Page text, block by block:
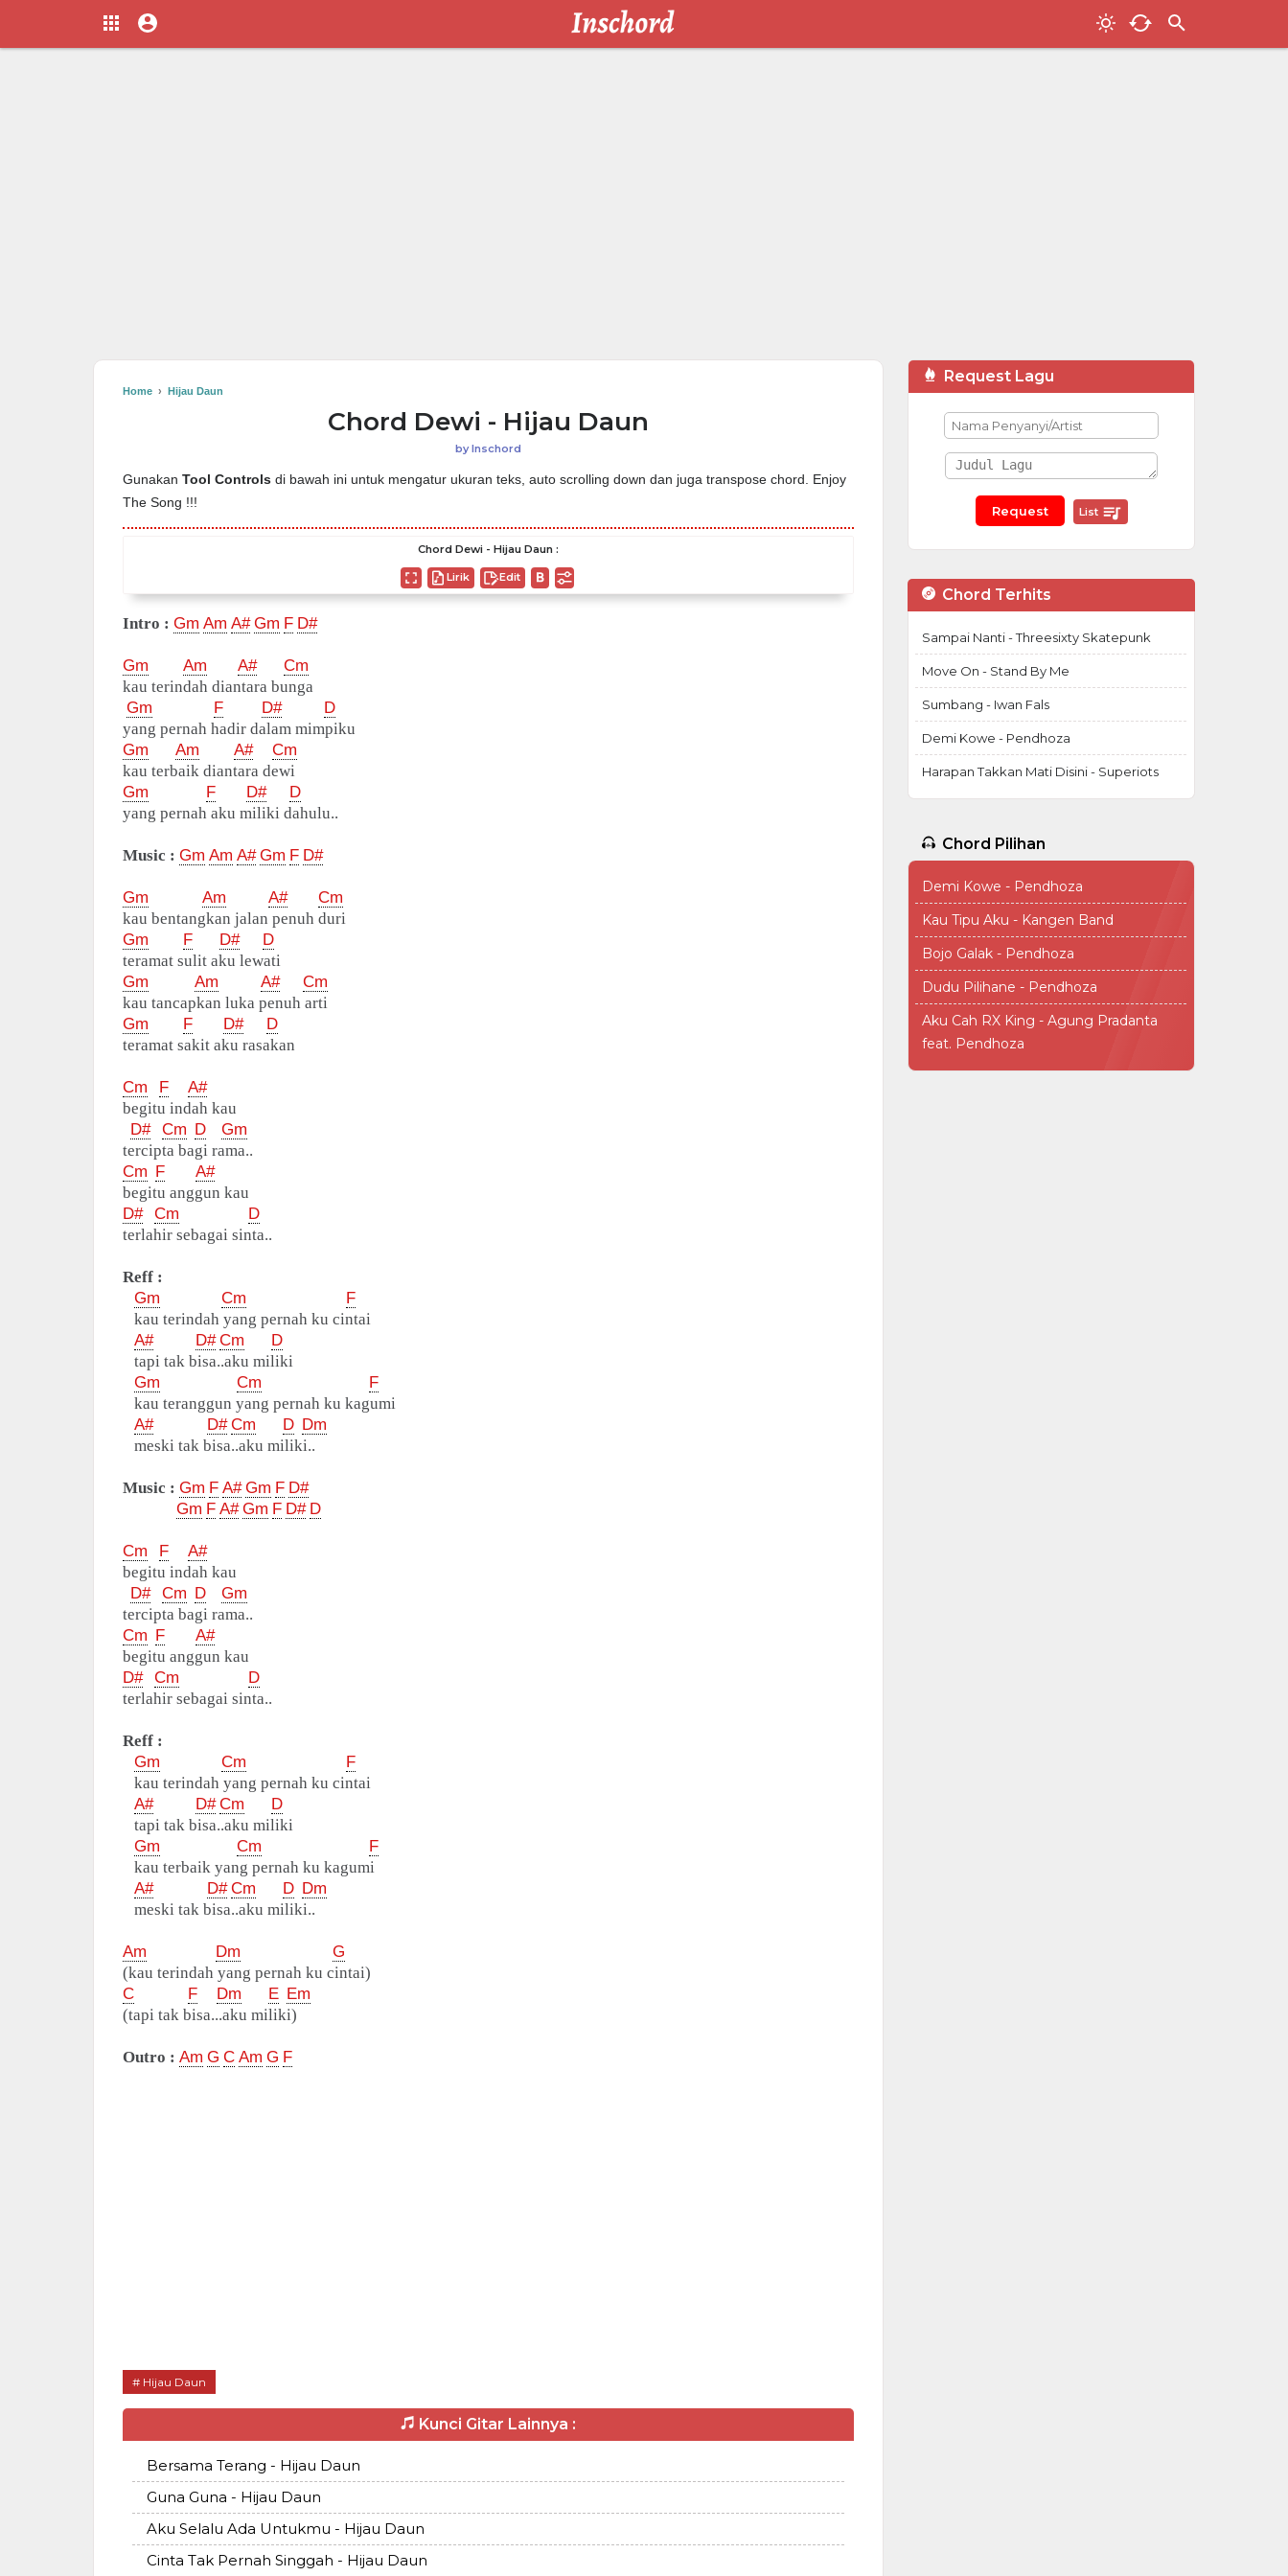
Home › Hijau Daun
Chord Dewi - Hijau Daun
byInschord
Gunakan Tool Controls di bawah ini untuk mengatur ukuran teks, auto scrolling down dan juga transpose chord. Enjoy
The Song !!!
Chord Dewi - Hijau Daun :
Lirik Edit
Intro : Gm Am A# Gm F D#
Gm Am A#
Cm
kau terindah diantara bunga
Gm
F D#
D
yang pernah hadir dalam mimpiku
Gm
Am A#
Cm
kau terbaik diantara dewi
Gm
F D#
D
yang pernah aku miliki dahulu..
Music : Gm Am A# Gm F D#
Gm Am A#
Cm
kau bentangkan jalan penuh duri
Gm
F D#
D
teramat sulit aku lewati
Gm
Am A#
Cm
kau tancapkan luka penuh arti
Gm
F D#
D
teramat sakit aku rasakan
Cm F
A#
begitu indah kau
D#
Cm D
Gm
tercipta bagi rama..
Cm F
A#
begitu anggun kau
D#
Cm
D
terlahir sebagai sinta..
Reff :
Gm
Cm
F
kau terindah yang pernah ku cintai
A#
D# Cm
D
tapi tak bisa..aku miliki
Gm
Cm
F
kau teranggun yang pernah ku kagumi
A#
D# Cm D Dm
meski tak bisa..aku miliki..
Music : Gm F A# Gm F D#
Gm F A# Gm F D# D
Cm F
A#
begitu indah kau
D#
Cm D
Gm
tercipta bagi rama..
Cm F
A#
begitu anggun kau
D#
Cm
D
terlahir sebagai sinta..
Reff :
Gm
Cm
F
kau terindah yang pernah ku cintai
A#
D# Cm
D
tapi tak bisa..aku miliki
Gm
Cm
F
kau terbaik yang pernah ku kagumi
A#
D# Cm D Dm
meski tak bisa..aku miliki..
Am Dm
G
(kau terindah yang pernah ku cintai)
C
F Dm E Em
(tapi tak bisa...aku miliki)
Outro : Am G C Am G F
Hijau Daun
Kunci Gitar Lainnya :
Bersama Terang - Hijau Daun
Guna Guna - Hijau Daun
Aku Selalu Ada Untukmu - Hijau Daun
Cinta Tak Pernah Singgah - Hijau Daun
Request Lagu
List
Chord Terhits
Sampai Nanti - Threesixty Skatepunk
Move On - Stand By Me
Sumbang - Iwan Fals
Demi Kowe - Pendhoza
Harapan Takkan Mati Disini - Superiots
Chord Pilihan
Demi Kowe - Pendhoza
Kau Tipu Aku - Kangen Band
Bojo Galak - Pendhoza
Dudu Pilihane - Pendhoza
Aku Cah RX King - Agung Pradanta
feat. Pendhoza